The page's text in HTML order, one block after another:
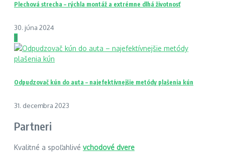
Plechová strecha – rýchla montáž a extrémne dlhá životnosť
30. júna 2024
3
Odpudzovač kún do auta – najefektívnejšie metódy plašenia kún
31. decembra 2023
Partneri
Kvalitné a spoľahlivé vchodové dvere